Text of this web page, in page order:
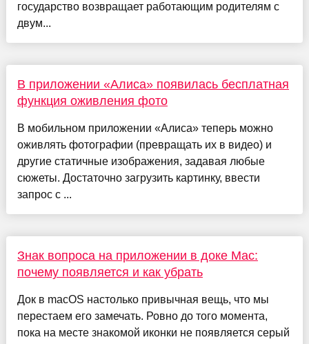
государство возвращает работающим родителям с
двум...
В приложении «Алиса» появилась бесплатная
функция оживления фото
В мобильном приложении «Алиса» теперь можно
оживлять фотографии (превращать их в видео) и
другие статичные изображения, задавая любые
сюжеты. Достаточно загрузить картинку, ввести
запрос с ...
Знак вопроса на приложении в доке Mac:
почему появляется и как убрать
Док в macOS настолько привычная вещь, что мы
перестаем его замечать. Ровно до того момента,
пока на месте знакомой иконки не появляется серый